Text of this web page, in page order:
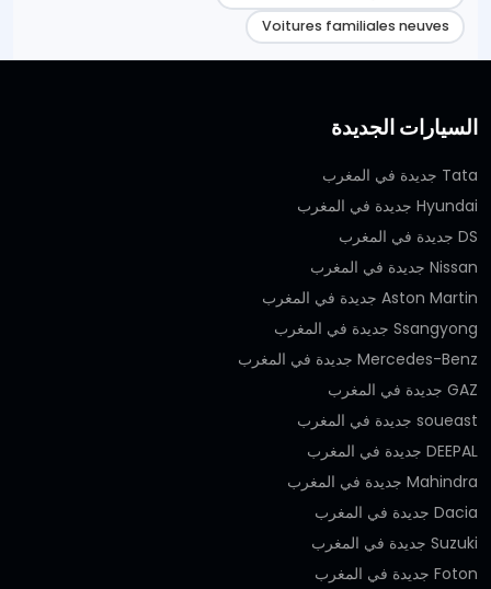
Voitures familiales neuves
السيارات الجديدة
Tata جديدة في المغرب
Hyundai جديدة في المغرب
DS جديدة في المغرب
Nissan جديدة في المغرب
Aston Martin جديدة في المغرب
Ssangyong جديدة في المغرب
Mercedes-Benz جديدة في المغرب
GAZ جديدة في المغرب
soueast جديدة في المغرب
DEEPAL جديدة في المغرب
Mahindra جديدة في المغرب
Dacia جديدة في المغرب
Suzuki جديدة في المغرب
Foton جديدة في المغرب